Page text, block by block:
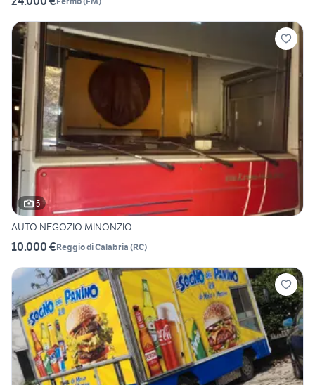
5
AUTO NEGOZIO MINONZIO
10.000 €Reggio di Calabria (RC)